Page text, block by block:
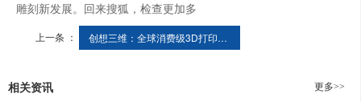
雕刻新发展。回来搜狐，检查更加多
上一条 ： 创想三维：全球消费级3D打印龙头AI赋能生态构建者
相关资讯 更多>>